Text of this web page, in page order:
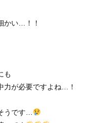
かい…！！
も
力が必要ですよね…！
うです…